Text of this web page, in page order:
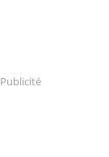
Publicité